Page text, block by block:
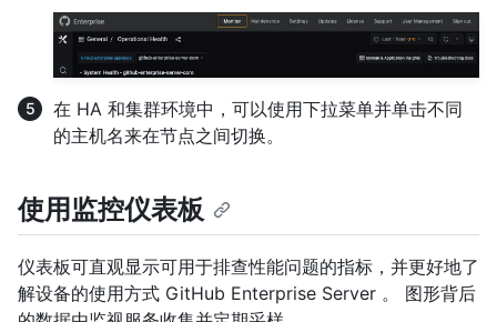
在 HA 和集群环境中，可以使用下拉菜单并单击不同
的主机名来在节点之间切换。
使用监控仪表板
仪表板可直观显示可用于排查性能问题的指标，并更好地了
解设备的使用方式 GitHub Enterprise Server 。 图形背后